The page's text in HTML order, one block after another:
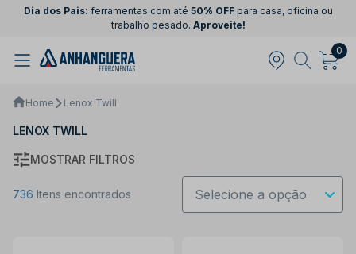
Dia dos Pais: ferramentas com até 50% OFFpara casa, oficina ou
trabalho pesado. Aproveite!
0
Home Lenox Twill
LENOX TWILL
MOSTRAR FILTROS
736 Itens encontrados